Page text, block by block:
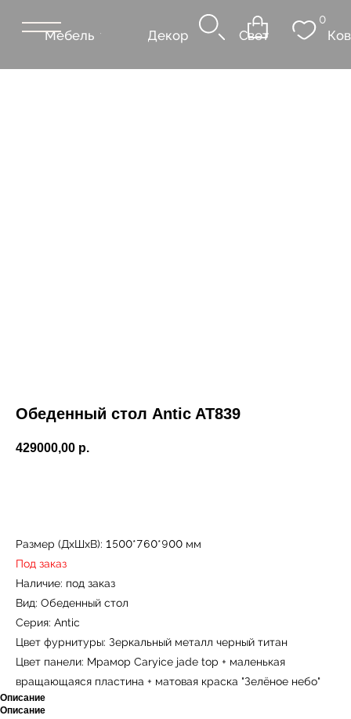
Мебель Ковры
Обеденный стол Antic AT839
429000,00 р.
Размер (ДxШxВ): 1500*760*900 мм
Под заказ
Наличие: под заказ
Вид: Обеденный стол
Серия: Antic
Цвет фурнитуры: Зеркальный металл черный титан
Цвет панели: Мрамор Caryice jade top + маленькая
вращающаяся пластина + матовая краска "Зелёное небо"
Описание
Описание